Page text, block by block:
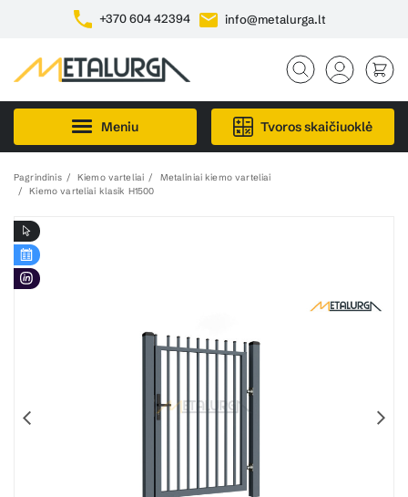
+370 604 42394 info@metalurga.lt
Meniu Tvoros skaičiuoklė
Pagrindinis Kiemo varteliai
Metaliniai kiemo varteliai
Kiemo varteliai klasik H1500